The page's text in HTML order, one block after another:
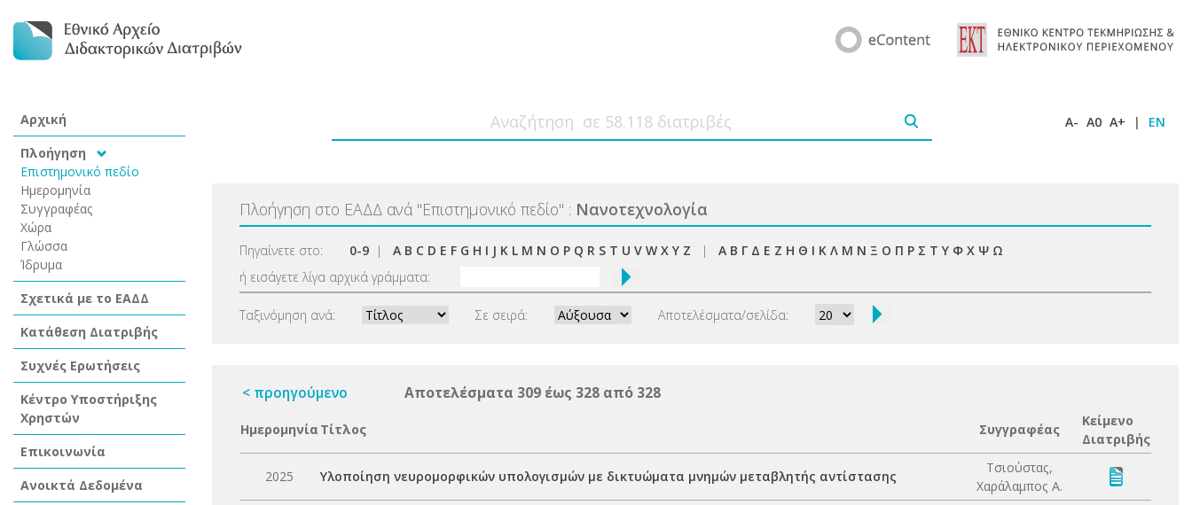
Αρχική
Πλοήγηση
Επιστημονικό πεδίο
Ημερομηνία
Συγγραφέας
Χώρα
Γλώσσα
Ίδρυμα
Σχετικά με το ΕΑΔΔ
Κατάθεση Διατριβής
Συχνές Ερωτήσεις
Κέντρο Υποστήριξης
Χρηστών
Επικοινωνία
Ανοικτά Δεδομένα
A- A0 A+ | EN
Πλοήγηση στο ΕΑΔΔ ανά "Επιστημονικό πεδίο" : Νανοτεχνολογία
Πηγαίνετε στο: 0-9 | A B C D E F G H I J K L M N O P Q R S T U V W X Y Z | Α Β Γ Δ Ε Ζ Η Θ Ι Κ Λ Μ Ν Ξ Ο Π Ρ Σ Τ Υ Φ Χ Ψ Ω
ή εισάγετε λίγα αρχικά γράμματα:
Ταξινόμηση ανά: Σε σειρά: Αποτελέσματα/σελίδα:
< προηγούμενο Αποτελέσματα 309 έως 328 από 328
Ημερομηνία Τίτλος Συγγραφέας
Κείμενο
Διατριβής
2025 Υλοποίηση νευρομορφικών υπολογισμών με δικτυώματα μνημών μεταβλητής αντίστασης
Τσιούστας,
Χαράλαμπος Α.